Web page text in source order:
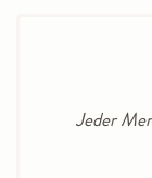
Jeder